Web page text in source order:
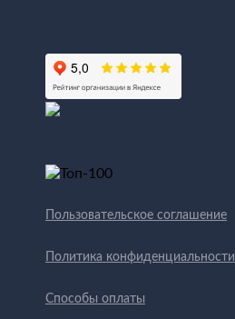
Пользовательское соглашение
Политика конфиденциальности
Способы оплаты